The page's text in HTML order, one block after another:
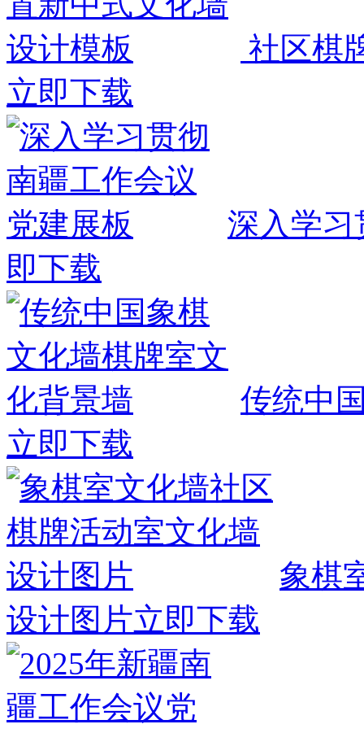
社区棋
立即下载
深入学习
即下载
传统中
立即下载
象棋
设计图片立即下载